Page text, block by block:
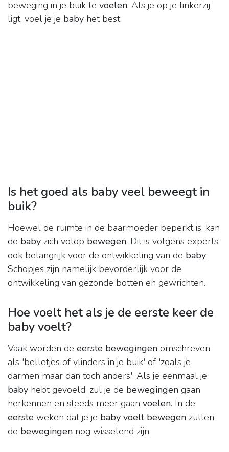
beweging in je buik te voelen. Als je op je linkerzij
ligt, voel je je baby het best.
Is het goed als baby veel beweegt in
buik?
Hoewel de ruimte in de baarmoeder beperkt is, kan
de baby zich volop bewegen. Dit is volgens experts
ook belangrijk voor de ontwikkeling van de baby.
Schopjes zijn namelijk bevorderlijk voor de
ontwikkeling van gezonde botten en gewrichten.
Hoe voelt het als je de eerste keer de
baby voelt?
Vaak worden de eerste bewegingen omschreven
als 'belletjes of vlinders in je buik' of 'zoals je
darmen maar dan toch anders'. Als je eenmaal je
baby hebt gevoeld, zul je de bewegingen gaan
herkennen en steeds meer gaan voelen. In de
eerste weken dat je je baby voelt bewegen zullen
de bewegingen nog wisselend zijn.